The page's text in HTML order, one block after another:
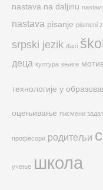
nastava na daljinu
nastava pisanje pismeni
srpski jezik đaci
деца култура књиге
технологије у
оцењивање писмени
професори родитељи
учење школа